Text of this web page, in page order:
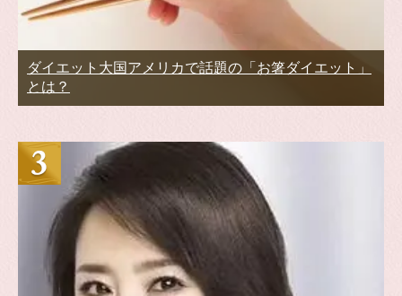
ダイエット大国アメリカで話題の「お箸ダイエット」
とは？